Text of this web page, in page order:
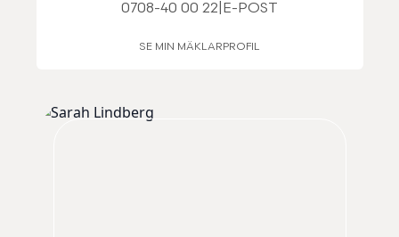
0708-40 00 22 E-POST
SE MIN MÄKLARPROFIL